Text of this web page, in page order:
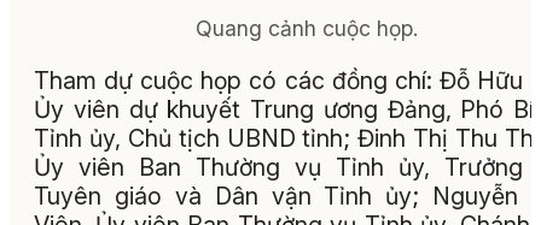
Quang cảnh cuộc họp.
Tham dự cuộc họp có các đồng chí: Đỗ Hữu
Ủy viên dự khuyết Trung ương Đảng, Phó
Tỉnh ủy, Chủ tịch UBND tỉnh; Đinh Thị Thu
Ủy viên Ban Thường vụ Tỉnh ủy, Trưởng
Tuyên giáo và Dân vận Tỉnh ủy; Nguyễn